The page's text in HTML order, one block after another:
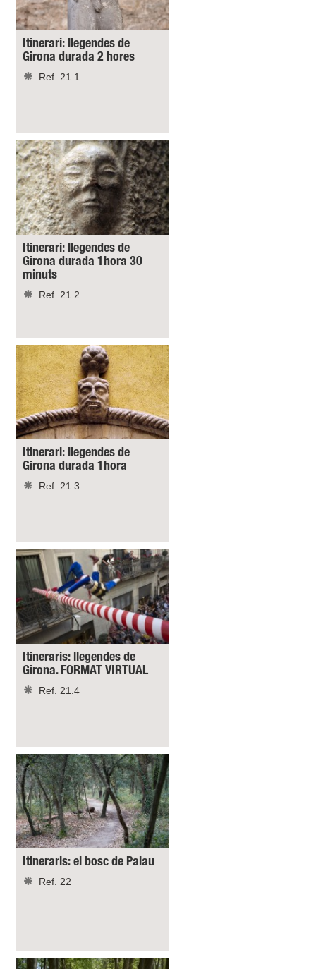
Itinerari: llegendes de
Girona durada 2 hores
Ref. 21.1
Itinerari: llegendes de
Girona durada 1hora 30
minuts
Ref. 21.2
Itinerari: llegendes de
Girona durada 1hora
Ref. 21.3
Itineraris: llegendes de
Girona. FORMAT VIRTUAL
Ref. 21.4
Itineraris: el bosc de Palau
Ref. 22